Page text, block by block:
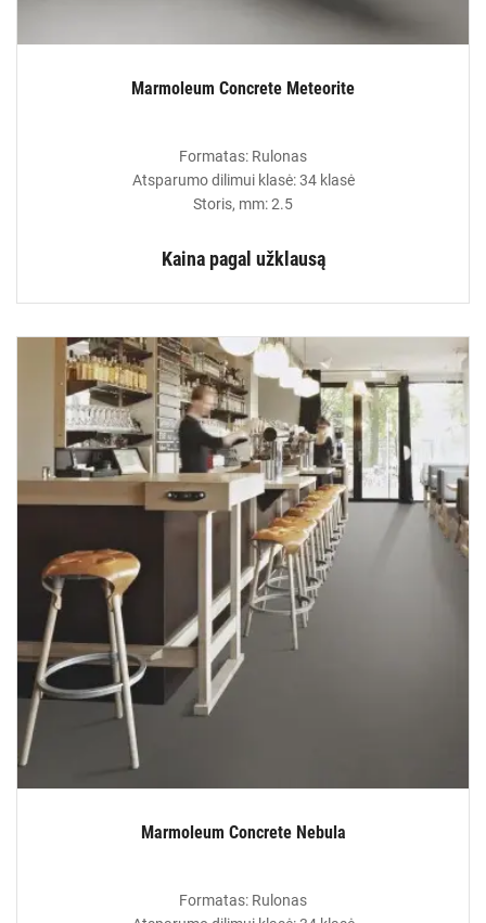
Marmoleum Concrete Meteorite
Formatas: Rulonas
Atsparumo dilimui klasė: 34 klasė
Storis, mm: 2.5
Kaina pagal užklausą
Marmoleum Concrete Nebula
Formatas: Rulonas